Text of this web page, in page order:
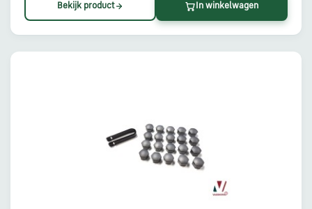
Bekijk product In winkelwagen